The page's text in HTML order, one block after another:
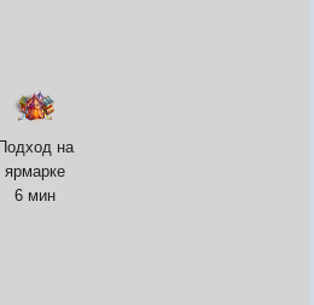
на
ярмарке
6 мин